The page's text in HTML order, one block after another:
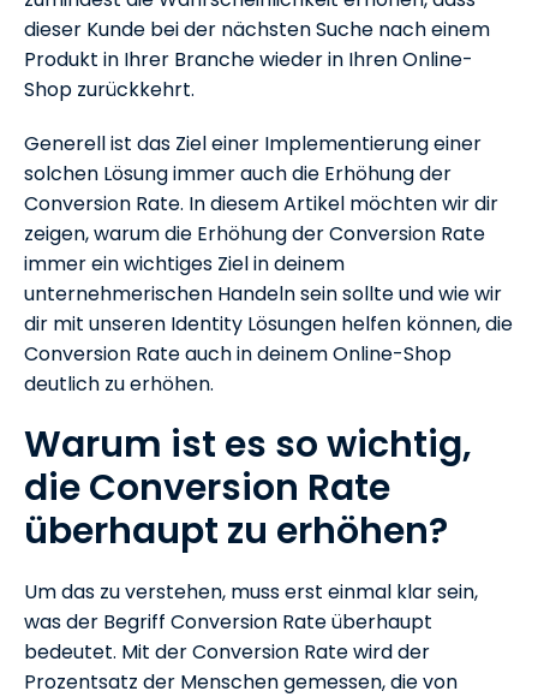
dieser Kunde bei der nächsten Suche nach einem
Produkt in Ihrer Branche wieder in Ihren Online-
Shop zurückkehrt.
Generell ist das Ziel einer Implementierung einer
solchen Lösung immer auch die Erhöhung der
Conversion Rate. In diesem Artikel möchten wir dir
zeigen, warum die Erhöhung der Conversion Rate
immer ein wichtiges Ziel in deinem
unternehmerischen Handeln sein sollte und wie wir
dir mit unseren Identity Lösungen helfen können, die
Conversion Rate auch in deinem Online-Shop
deutlich zu erhöhen.
Warum ist es so wichtig,
die Conversion Rate
überhaupt zu erhöhen?
Um das zu verstehen, muss erst einmal klar sein,
was der Begriff Conversion Rate überhaupt
bedeutet. Mit der Conversion Rate wird der
Prozentsatz der Menschen gemessen, die von